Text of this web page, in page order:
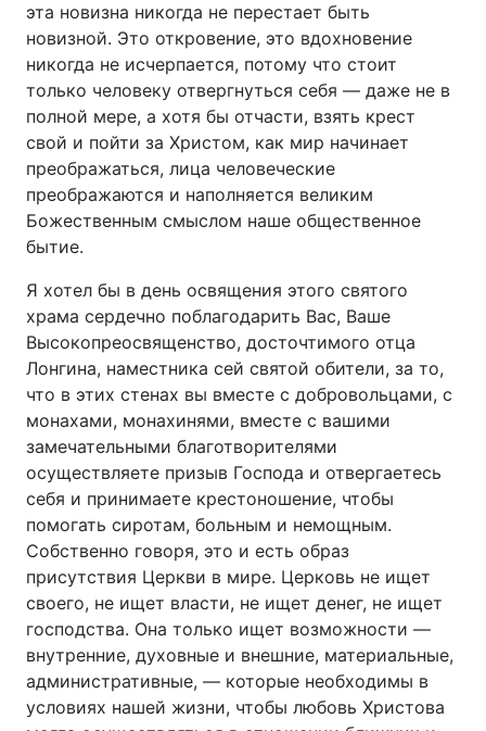
эта новизна никогда не перестает быть
новизной. Это откровение, это вдохновение
никогда не исчерпается, потому что стоит
только человеку отвергнуться себя — даже не в
полной мере, а хотя бы отчасти, взять крест
свой и пойти за Христом, как мир начинает
преображаться, лица человеческие
преображаются и наполняется великим
Божественным смыслом наше общественное
бытие.
Я хотел бы в день освящения этого святого
храма сердечно поблагодарить Вас, Ваше
Высокопреосвященство, досточтимого отца
Лонгина, наместника сей святой обители, за то,
что в этих стенах вы вместе с добровольцами, с
монахами, монахинями, вместе с вашими
замечательными благотворителями
осуществляете призыв Господа и отвергаетесь
себя и принимаете крестоношение, чтобы
помогать сиротам, больным и немощным.
Собственно говоря, это и есть образ
присутствия Церкви в мире. Церковь не ищет
своего, не ищет власти, не ищет денег, не ищет
господства. Она только ищет возможности —
внутренние, духовные и внешние, материальные,
административные, — которые необходимы в
условиях нашей жизни, чтобы любовь Христова